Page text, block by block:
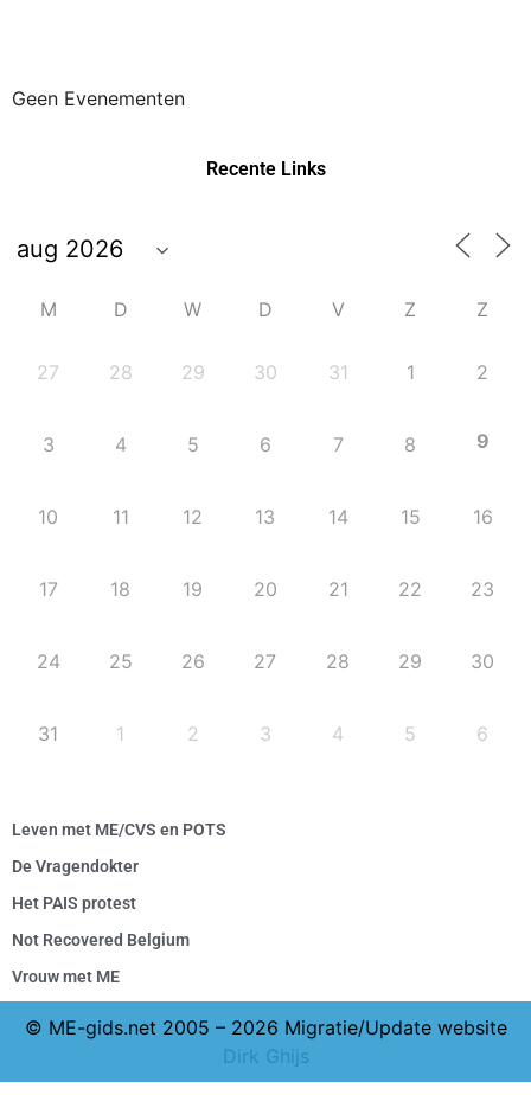
Geen Evenementen
Recente Links
M D W D V Z Z
27 28 29 30 31 1 2
3 4 5 6 7 8 9
10 11 12 13 14 15 16
17 18 19 20 21 22 23
24 25 26 27 28 29 30
31 1 2 3 4 5 6
Leven met ME/CVS en POTS
De Vragendokter
Het PAIS protest
Not Recovered Belgium
Vrouw met ME
© ME-gids.net 2005 – 2026 Migratie/Update website
Dirk Ghijs